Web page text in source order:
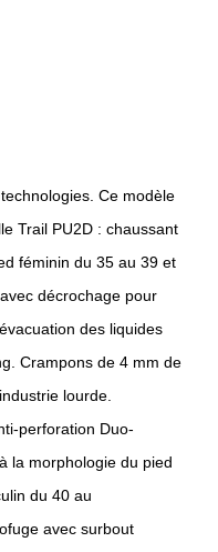
Ce modèle
Trail PU2D : chaussant
féminin du 35 au 39 et
décrochage pour
des liquides
Crampons de 4 mm de
lourde.
perforation Duo-
la morphologie du pied
du 40 au
avec surbout